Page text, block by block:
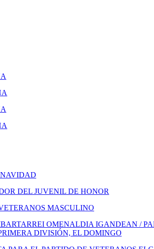
DEL JUVENIL DE HONOR
MASCULINO
OMENALDIA IGANDEAN /
DIVISIÓN, EL DOMINGO